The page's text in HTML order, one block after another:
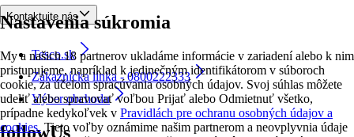
Nastavenia súkromia
My a našich 18 partnerov ukladáme informácie v zariadení alebo k nim
pristupujeme, napríklad k jedinečným identifikátorom v súboroch
cookie, za účelom spracúvania osobných údajov. Svoj súhlas môžete
udeliť alebo spravovať voľbou Prijať alebo Odmietnuť všetko,
prípadne kedykoľvek v Pravidlách pre ochranu osobných údajov a
cookies. Tieto voľby oznámime našim partnerom a neovplyvnia údaje
Kontaktujte nás
Tesco.sk
Zákaznícka linka - 0800222333
Výber obchodu
followUs